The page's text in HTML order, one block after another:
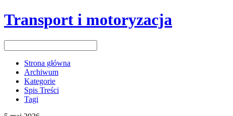
Transport i motoryzacja
Strona główna
Archiwum
Kategorie
Spis Treści
Tagi